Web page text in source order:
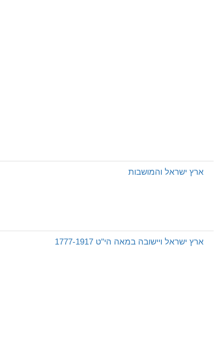
ארץ ישראל והמושבות
ארץ ישראל ויישובה במאה הי"ט 1777-1917